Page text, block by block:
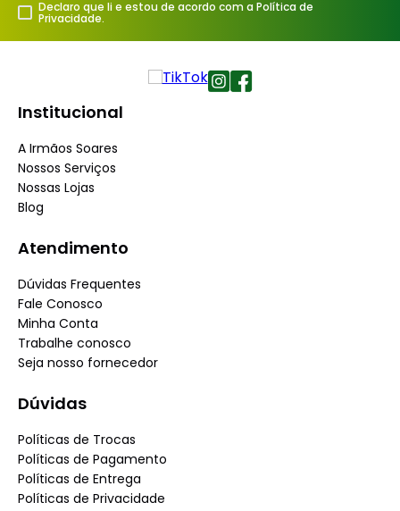
Declaro que li e estou de acordo com a Política de
Privacidade.
Institucional
A Irmãos Soares
Nossos Serviços
Nossas Lojas
Blog
Atendimento
Dúvidas Frequentes
Fale Conosco
Minha Conta
Trabalhe conosco
Seja nosso fornecedor
Dúvidas
Políticas de Trocas
Políticas de Pagamento
Políticas de Entrega
Políticas de Privacidade